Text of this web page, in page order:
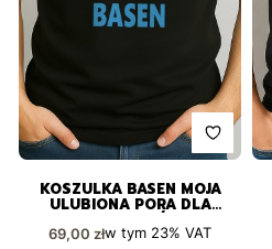
KOSZULKA BASEN MOJA
ULUBIONA PORA DLA
Cena brutto
69,00 złw tym 23%VAT